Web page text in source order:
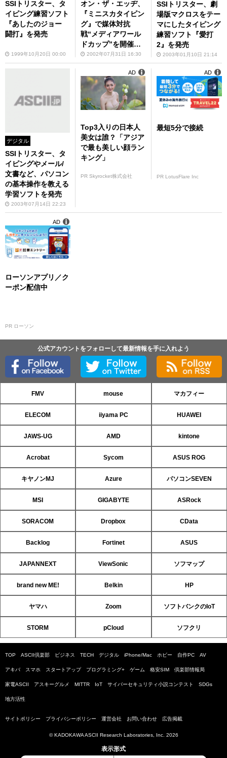
SSIトリスター、タ
イピング練習ソフト
『あしたのジョー
闘打』を発売
1999年10月20日 00:00
オン・ザ・エッヂ、
『ミニスカタイピン
グ』で媒体対抗
戦“メディアワール
ドカップ”を開催―
―ASCII24は惜しく
も2位
2002年07月31日 16:30
SSIトリスター、劇
場版マクロスをテー
マにしたタイピング
練習ソフト『愛打
2』を発売
2003年01月10日 21:14
デジタル
SSIトリスター、タ
イピングやメール/
文書など、パソコン
の基本操作を教える
学習ソフトを発売
2003年07月14日 22:23
Top3入りの日本人
美女は誰？「アジア
で最も美しい顔ラン
キング」
PR Skyrocket株式会社
AD
最短5分で接続
PR LotusFlare Inc
AD
ローソンアプリ／ク
ーポン配信中
PR ローソン
AD
公式アカウントをフォローして最新情報を手に入れよう
FMV mouse マカフィー
ELECOM iiyama PC HUAWEI
JAWS-UG AMD kintone
Acrobat Sycom ASUS ROG
キヤノンMJ Azure パソコンSEVEN
MSI GIGABYTE ASRock
SORACOM Dropbox CData
Backlog Fortinet ASUS
JAPANNEXT ViewSonic ソフマップ
brand new ME! Belkin HP
ヤマハ Zoom ソフトバンクのIoT
STORM pCloud ソフクリ
TOP ASCII倶楽部 ビジネス TECH デジタル iPhone/Mac ホビー 自作PC AV
アキバ スマホ スタートアップ プログラミング+ ゲーム 格安SIM 倶楽部情報局
家電ASCII アスキーグルメ MITTR IoT サイバーセキュリティ小説コンテスト SDGs
地方活性
サイトポリシー プライバシーポリシー 運営会社 お問い合わせ 広告掲載
© KADOKAWA ASCII Research Laboratories, Inc. 2026
表示形式